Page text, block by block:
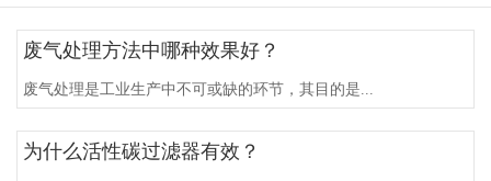
废气处理方法中哪种效果好？
废气处理是工业生产中不可或缺的环节，其目的是...
为什么活性碳过滤器有效？